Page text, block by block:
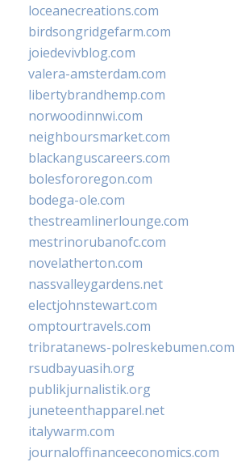
loceanecreations.com
birdsongridgefarm.com
joiedevivblog.com
valera-amsterdam.com
libertybrandhemp.com
norwoodinnwi.com
neighboursmarket.com
blackanguscareers.com
bolesfororegon.com
bodega-ole.com
thestreamlinerlounge.com
mestrinorubanofc.com
novelatherton.com
nassvalleygardens.net
electjohnstewart.com
omptourtravels.com
tribratanews-polreskebumen.com
rsudbayuasih.org
publikjurnalistik.org
juneteenthapparel.net
italywarm.com
journaloffinanceeconomics.com